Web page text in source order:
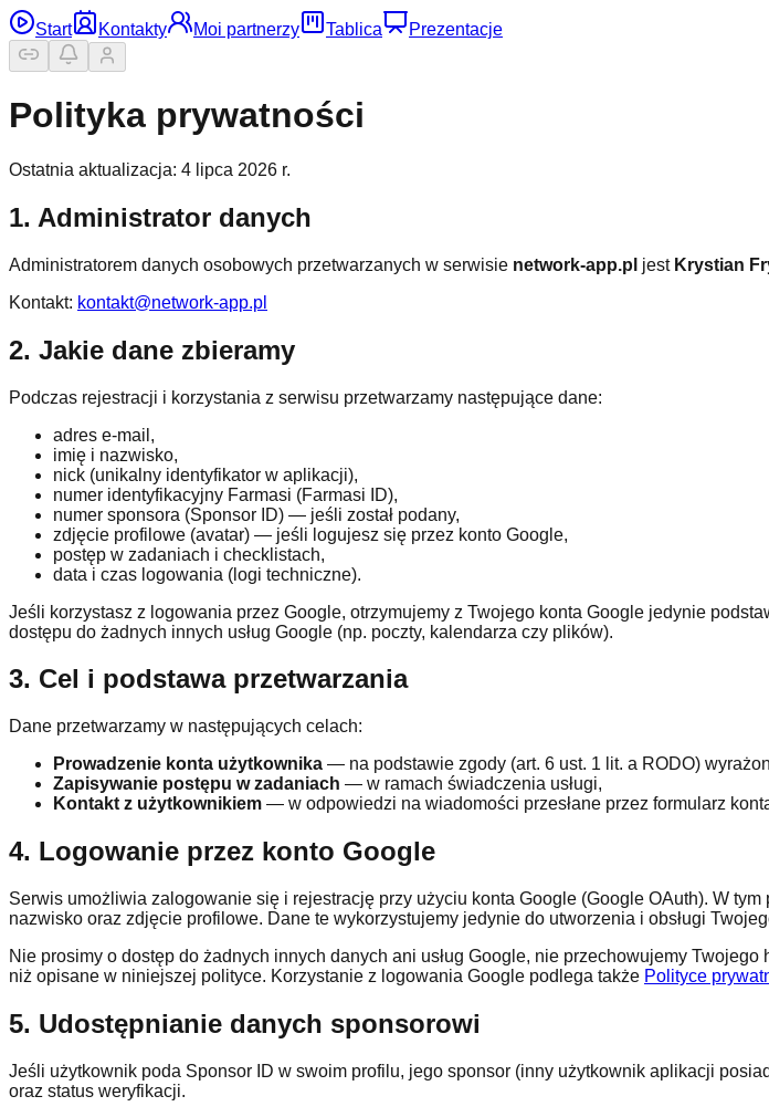
Start Kontakty Moi partnerzy Tablica Prezentacje
Polityka prywatności
Ostatnia aktualizacja: 4 lipca 2026 r.
1. Administrator danych
Administratorem danych osobowych przetwarzanych w serwisie network-app.pl jest Krystian
Kontakt: kontakt@network-app.pl
2. Jakie dane zbieramy
Podczas rejestracji i korzystania z serwisu przetwarzamy następujące dane:
adres e-mail,
imię i nazwisko,
nick (unikalny identyfikator w aplikacji),
numer identyfikacyjny Farmasi (Farmasi ID),
numer sponsora (Sponsor ID) — jeśli został podany,
zdjęcie profilowe (avatar) — jeśli logujesz się przez konto Google,
postęp w zadaniach i checklistach,
data i czas logowania (logi techniczne).
Jeśli korzystasz z logowania przez Google, otrzymujemy z Twojego konta Google jedynie
dostępu do żadnych innych usług Google (np. poczty, kalendarza czy plików).
3. Cel i podstawa przetwarzania
Dane przetwarzamy w następujących celach:
Prowadzenie konta użytkownika — na podstawie zgody (art. 6 ust. 1 lit. a RODO)
Zapisywanie postępu w zadaniach — w ramach świadczenia usługi,
Kontakt z użytkownikiem — w odpowiedzi na wiadomości przesłane przez formularz
4. Logowanie przez konto Google
Serwis umożliwia zalogowanie się i rejestrację przy użyciu konta Google (Google OAuth). W
nazwisko oraz zdjęcie profilowe. Dane te wykorzystujemy jedynie do utworzenia i obsługi
Nie prosimy o dostęp do żadnych innych danych ani usług Google, nie przechowujemy
niż opisane w niniejszej polityce. Korzystanie z logowania Google podlega także Polityce
5. Udostępnianie danych sponsorowi
Jeśli użytkownik poda Sponsor ID w swoim profilu, jego sponsor (inny użytkownik aplikacji
oraz status weryfikacji.